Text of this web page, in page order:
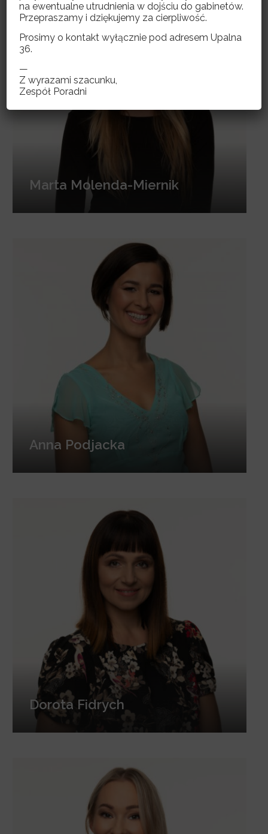
Marta Molenda-Miernik
Anna Podjacka
Dorota Fidrych
na ewentualne utrudnienia w dojściu do gabinetów.
Przepraszamy i dziękujemy za cierpliwość.
Prosimy o kontakt wyłącznie pod adresem Upalna
36.
—
Z wyrazami szacunku,
Zespół Poradni